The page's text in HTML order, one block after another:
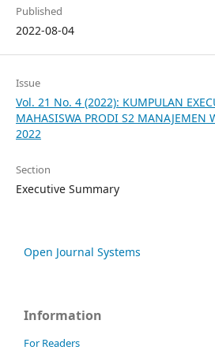
Published
2022-08-04
Issue
Vol. 21 No. 4 (2022): KUMPULAN
MAHASISWA PRODI S2 MANAJEMEN
2022
Section
Executive Summary
Open Journal Systems
Information
For Readers